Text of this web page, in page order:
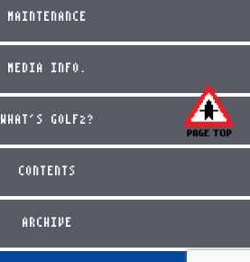
MAINTENANCE
MEDIA INFO.
WHAT'S GOLF2?
CONTENTS
ARCHIVE